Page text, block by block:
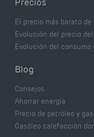
Precios
El precio más barato
Evolución del precio
Evolución del
Blog
Consejos
Ahorrar energía
Precio de petróleo y
Gasóleo calefacción